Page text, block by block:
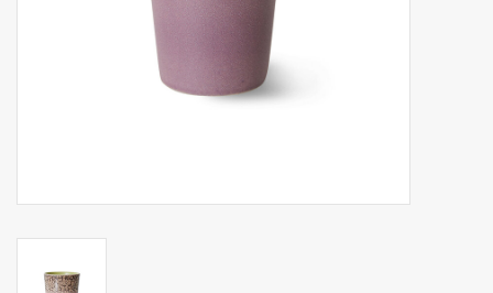
Keukenspullen